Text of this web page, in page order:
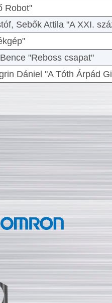
Robot"
Sebők Attila "A XXI.
"Reboss csapat"
Dániel "A Tóth Árpád